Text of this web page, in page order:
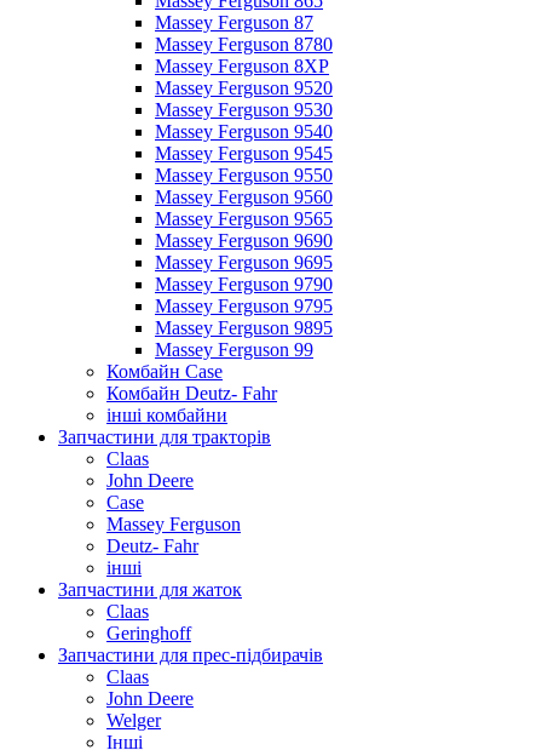
Massey Ferguson 87
Massey Ferguson 8780
Massey Ferguson 8XP
Massey Ferguson 9520
Massey Ferguson 9530
Massey Ferguson 9540
Massey Ferguson 9545
Massey Ferguson 9550
Massey Ferguson 9560
Massey Ferguson 9565
Massey Ferguson 9690
Massey Ferguson 9695
Massey Ferguson 9790
Massey Ferguson 9795
Massey Ferguson 9895
Massey Ferguson 99
Комбайн Case
Комбайн Deutz- Fahr
інші комбайни
Запчастини для тракторів
Claas
John Deere
Case
Massey Ferguson
Deutz- Fahr
інші
Запчастини для жаток
Claas
Geringhoff
Запчастини для прес-підбирачів
Claas
John Deere
Welger
Інші